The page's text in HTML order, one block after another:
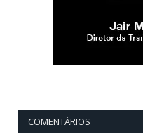
COMENTÁRIOS